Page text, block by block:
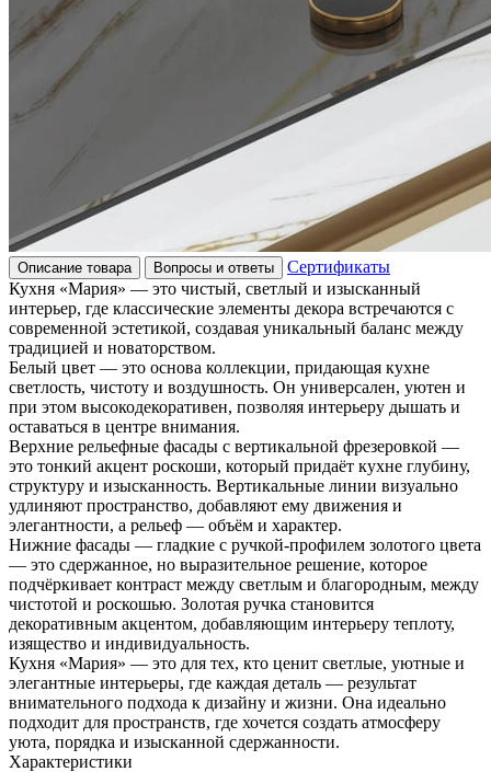
Описание товара Вопросы и ответы
Сертификаты
Кухня «Мария» — это чистый, светлый и изысканный
интерьер, где классические элементы декора встречаются с
современной эстетикой, создавая уникальный баланс между
традицией и новаторством.
Белый цвет — это основа коллекции, придающая кухне
светлость, чистоту и воздушность. Он универсален, уютен и
при этом высокодекоративен, позволяя интерьеру дышать и
оставаться в центре внимания.
Верхние рельефные фасады с вертикальной фрезеровкой —
это тонкий акцент роскоши, который придаёт кухне глубину,
структуру и изысканность. Вертикальные линии визуально
удлиняют пространство, добавляют ему движения и
элегантности, а рельеф — объём и характер.
Нижние фасады — гладкие с ручкой-профилем золотого цвета
— это сдержанное, но выразительное решение, которое
подчёркивает контраст между светлым и благородным, между
чистотой и роскошью. Золотая ручка становится
декоративным акцентом, добавляющим интерьеру теплоту,
изящество и индивидуальность.
Кухня «Мария» — это для тех, кто ценит светлые, уютные и
элегантные интерьеры, где каждая деталь — результат
внимательного подхода к дизайну и жизни. Она идеально
подходит для пространств, где хочется создать атмосферу
уюта, порядка и изысканной сдержанности.
Характеристики